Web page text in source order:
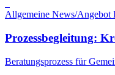
Allgemeine News/Angebot
Prozessbegleitung:
Beratungsprozess für